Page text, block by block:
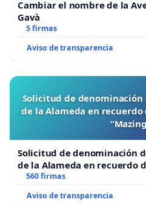
Cambiar el nombre de la
Gavà
5 firmas
Aviso de transparencia
Solicitud de
de la Alameda en recuerdo
Solicitud de denominación
de la Alameda en recuerdo
“Mazinger”
560 firmas
Aviso de transparencia